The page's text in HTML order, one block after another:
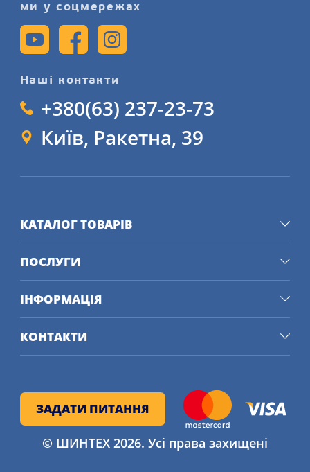
ми у соцмережах
Наші контакти
+380(63) 237-23-73
Київ, Ракетна, 39
ЗАДАТИ ПИТАННЯ
© ШИНТЕХ 2026. Усі права захищені
КАТАЛОГ ТОВАРІВ
ПОСЛУГИ
ІНФОРМАЦІЯ
КОНТАКТИ